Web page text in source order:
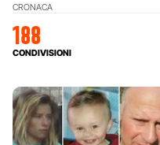
CRONACA
188
CONDIVISIONI